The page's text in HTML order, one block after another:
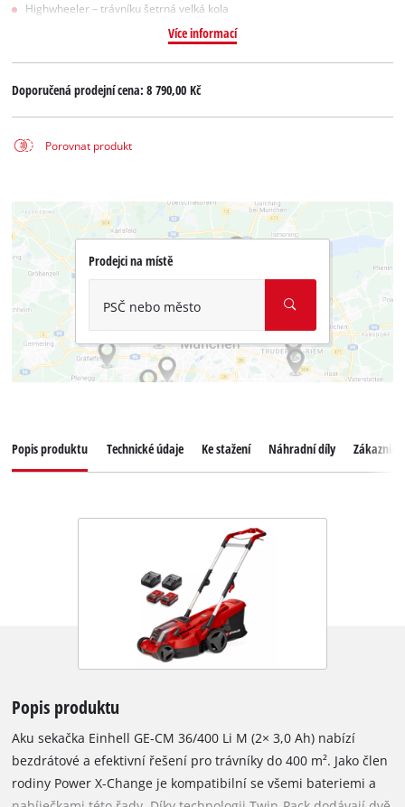
Highwheeler – trávníku šetrná velká kola
Více informací
Doporučená prodejní cena:8 790,00 Kč
Porovnat produkt
Prodejci na místě
PSČ nebo město
Popis produktu Technické údaje Ke stažení Náhradní díly
Popis produktu
Aku sekačka Einhell GE-CM 36/400 Li M (2× 3,0 Ah) nabízí
bezdrátové a efektivní řešení pro trávníky do 400 m². Jako člen
rodiny Power X-Change je kompatibilní se všemi bateriemi a